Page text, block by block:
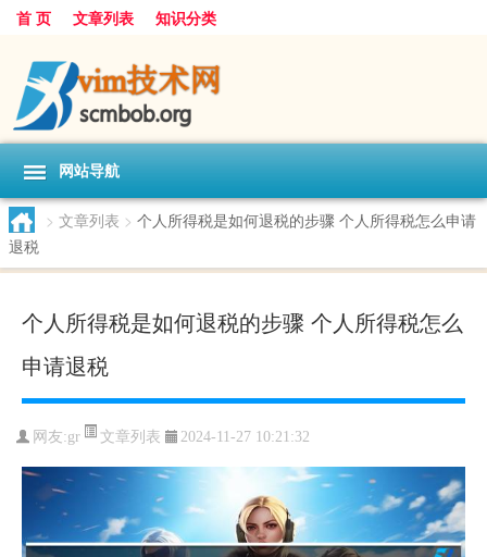
首 页 文章列表 知识分类
网站导航
> 文章列表 > 个人所得税是如何退税的步骤 个人所得税怎么申请
退税
个人所得税是如何退税的步骤 个人所得税怎么
申请退税
网友:gr 文章列表 2024-11-27 10:21:32